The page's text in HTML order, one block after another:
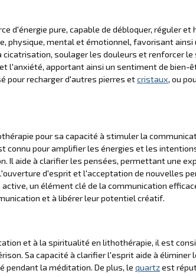
d'énergie pure, capable de débloquer, réguler
physique, mental et émotionnel, favorisant ainsi
cicatrisation, soulager les douleurs et renforcer
l'anxiété, apportant ainsi un sentiment de bien-
pour recharger d'autres pierres etcristaux, ou
pour sa capacité à stimuler la
connu pour amplifier les énergies et les
Il aide à clarifier les pensées, permettant une
d'esprit et l'acceptation de nouvelles
un élément clé de la communication
et à libérer leur potentiel créatif.
et à la spiritualité en lithothérapie, il est
Sa capacité à clarifier l'esprit aide à éliminer
pendant la méditation. De plus, le quartzest